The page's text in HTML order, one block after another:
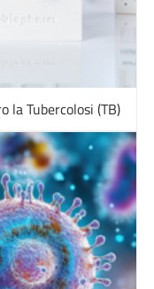
la Tubercolosi (TB)